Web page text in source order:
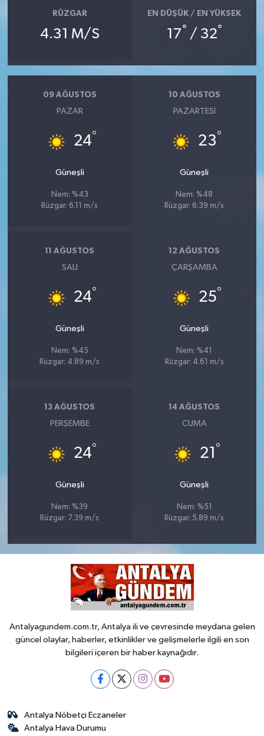
RÜZGAR
4.31 M/S
EN DÜŞÜK / EN YÜKSEK
17° / 32°
09 AĞUSTOS
PAZAR
24°
Güneşli
Nem: %43
Rüzgar: 6.11 m/s
10 AĞUSTOS
PAZARTESI
23°
Güneşli
Nem: %48
Rüzgar: 6.39 m/s
11 AĞUSTOS
SALI
24°
Güneşli
Nem: %45
Rüzgar: 4.89 m/s
12 AĞUSTOS
ÇARŞAMBA
25°
Güneşli
Nem: %41
Rüzgar: 4.61 m/s
13 AĞUSTOS
PERŞEMBE
24°
Güneşli
Nem: %39
Rüzgar: 7.39 m/s
14 AĞUSTOS
CUMA
21 °
Güneşli
Nem: %51
Rüzgar: 5.89 m/s
Antalyagundem.com.tr, Antalya ili ve çevresinde meydana gelen
güncel olaylar, haberler, etkinlikler ve gelişmelerle ilgili en son
bilgileri içeren bir haber kaynağıdır.
Antalya Nöbetçi Eczaneler
Antalya Hava Durumu